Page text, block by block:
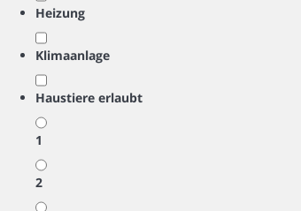
Heizung
Klimaanlage
Haustiere erlaubt
1
2